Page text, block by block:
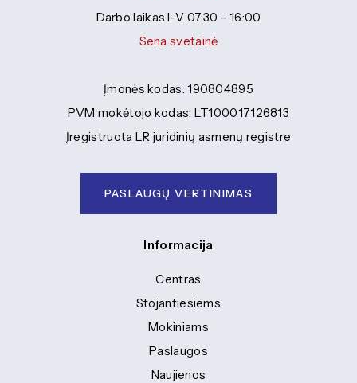
mokiniams
Kompetencijų vertinimas
Formaliojo profesinio mokymo
programos
ES struktūriniai projektai
Kiti
Darbo laikas I-V 07:30 – 16:00
Sena svetainė
Įmonės kodas: 190804895
PVM mokėtojo kodas: LT100017126813
Įregistruota LR juridinių asmenų registre
PASLAUGŲ VERTINIMAS
Informacija
Centras
Stojantiesiems
Mokiniams
Paslaugos
Naujienos